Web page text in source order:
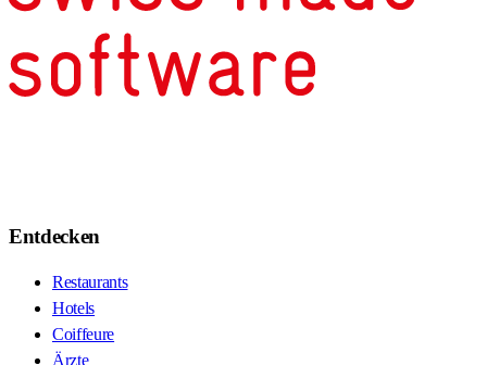
Entdecken
Restaurants
Hotels
Coiffeure
Ärzte